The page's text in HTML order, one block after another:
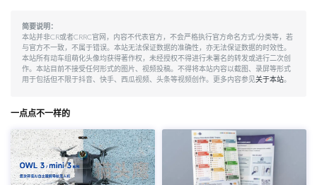
简要说明：
本站并非CR或者CRRC官网，内容不代表官方，不会严格执行官方命名方式/分类等，若
与官方不一致，不属于错误。本站无法保证数据的准确性，亦无法保证数据的时效性。
本站所有动车组萌化头像均获得著作权，未经授权不得进行未署名的转发或进行二次创
作。本站目前不接受任何形式的图片、视频投稿。不得将本站内容以截图、录屏等形式
用于包括但不限于抖音、快手、西瓜视频、头条等视频创作。更多内容参见关于本站。
一点点不一样的